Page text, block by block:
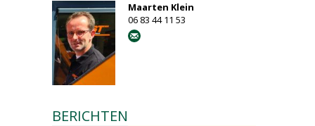
Maarten Klein
06 83 44 11 53
BERICHTEN